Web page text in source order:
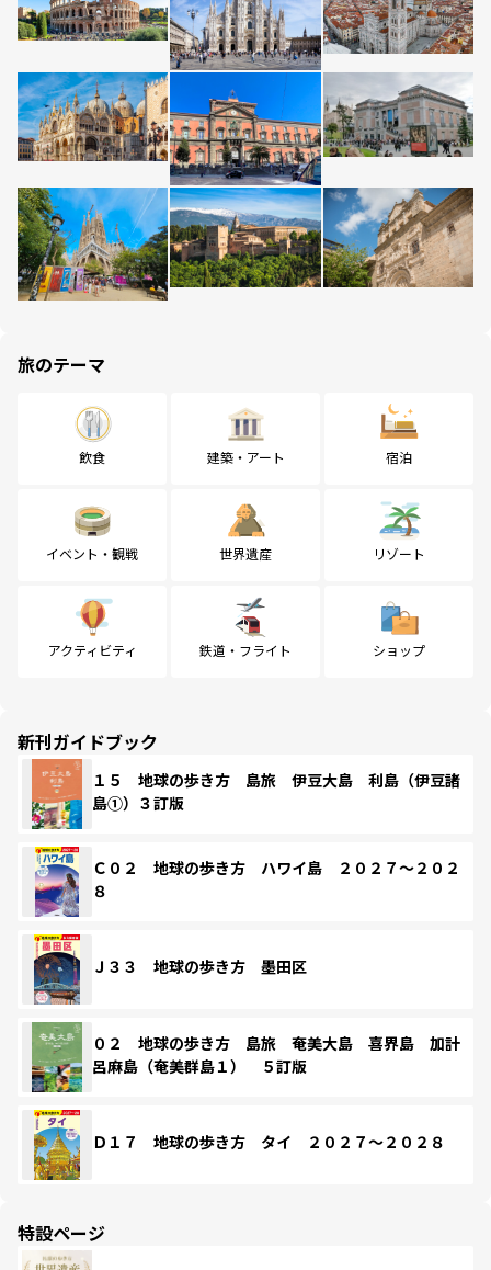
旅のテーマ
飲食 建築・アート 宿泊
イベント・観戦 世界遺産 リゾート
アクティビティ 鉄道・フライト ショップ
新刊ガイドブック
１５ 地球の歩き方 島旅 伊豆大島 利島（伊豆諸
島①）３訂版
Ｃ０２ 地球の歩き方 ハワイ島 ２０２７～２０２
８
Ｊ３３ 地球の歩き方 墨田区
０２ 地球の歩き方 島旅 奄美大島 喜界島 加計
呂麻島（奄美群島１） ５訂版
Ｄ１７ 地球の歩き方 タイ ２０２７～２０２８
特設ページ